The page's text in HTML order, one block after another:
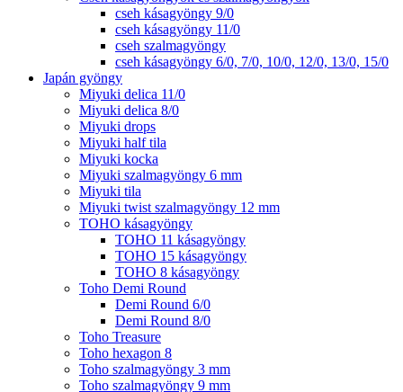
cseh kásagyöngy 9/0
cseh kásagyöngy 11/0
cseh szalmagyöngy
cseh kásagyöngy 6/0, 7/0, 10/0, 12/0, 13/0, 15/0
Japán gyöngy
Miyuki delica 11/0
Miyuki delica 8/0
Miyuki drops
Miyuki half tila
Miyuki kocka
Miyuki szalmagyöngy 6 mm
Miyuki tila
Miyuki twist szalmagyöngy 12 mm
TOHO kásagyöngy
TOHO 11 kásagyöngy
TOHO 15 kásagyöngy
TOHO 8 kásagyöngy
Toho Demi Round
Demi Round 6/0
Demi Round 8/0
Toho Treasure
Toho hexagon 8
Toho szalmagyöngy 3 mm
Toho szalmagyöngy 9 mm